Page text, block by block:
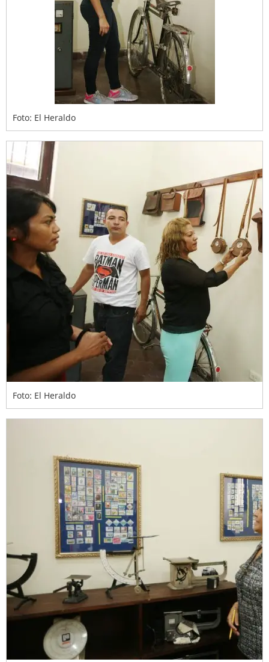
Foto: El Heraldo
Foto: El Heraldo